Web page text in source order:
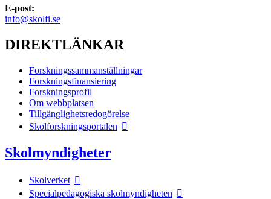
E-post:
info@skolfi.se
DIREKTLÄNKAR
Forskningssammanställningar
Forskningsfinansiering
Forskningsprofil
Om webbplatsen
Tillgänglighetsredogörelse
Skolforskningsportalen
Skolmyndigheter
Skolverket
Specialpedagogiska skolmyndigheten